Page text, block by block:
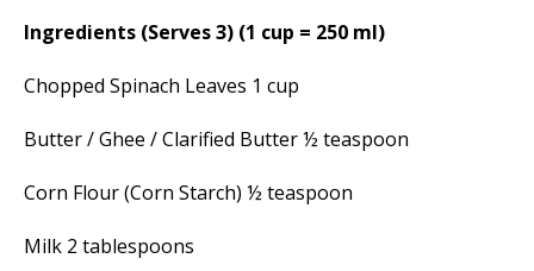
Ingredients (Serves 3) (1 cup = 250 ml)
Chopped Spinach Leaves 1 cup
Butter / Ghee / Clarified Butter ½ teaspoon
Corn Flour (Corn Starch) ½ teaspoon
Milk 2 tablespoons